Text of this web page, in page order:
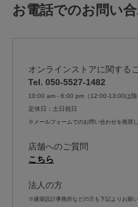
お電話でのお問い
オンラインストアに関する
Tel. 050-5527-1482
10:00 am - 6:00 pm（12:00-13:00は除
定休日：土日祝日
※メールフォームでのお問い合わせを推奨
店舗へのご質問
こちら
法人の方
※建築設計事務所などの方も下記よりお願